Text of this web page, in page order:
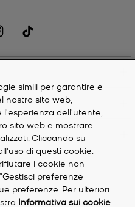
simili per garantire e
nostro sito web,
dell'utente,
sito web e mostrare
Cliccando su
di questi cookie.
i cookie non
preferenze
preferenze. Per ulteriori
Informativa sui cookie.